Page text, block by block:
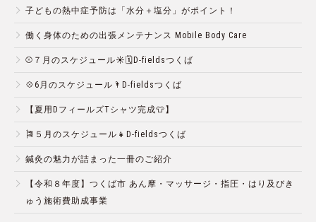
子どもの熱中症予防は「水分＋塩分」がポイント！
働く身体のための出張メンテナンス Mobile Body Care
⚾️７月のスケジュール☀️🗓D-fieldsつくば
💠6月のスケジュール🌂D-fieldsつくば
【夏用DフィールズTシャツ完成👕】
🎏５月のスケジュール👧D-fieldsつくば
鍼灸の魅力が詰まった一冊のご紹介
【令和８年度】つくば市 あん摩・マッサージ・指圧・はり及びき
ゅう施術費助成事業